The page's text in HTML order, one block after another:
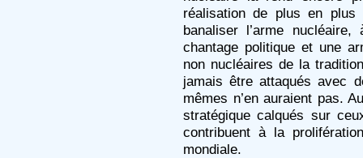
réalisation de plus en
banaliser l’arme
chantage politique et une
non nucléaires de la
jamais être attaqués avec
mêmes n’en auraient pas.
stratégique calqués sur
contribuent à la
mondiale.